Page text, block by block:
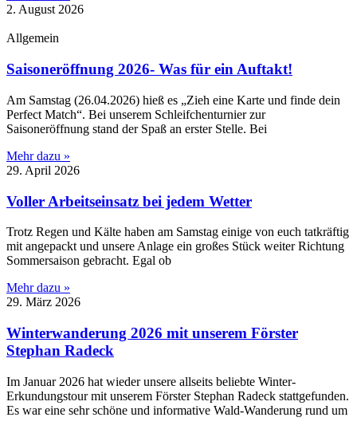
2. August 2026
Allgemein
Saisoneröffnung 2026- Was für ein Auftakt!
Am Samstag (26.04.2026) hieß es „Zieh eine Karte und finde dein
Perfect Match“. Bei unserem Schleifchenturnier zur
Saisoneröffnung stand der Spaß an erster Stelle. Bei
Mehr dazu »
29. April 2026
Voller Arbeitseinsatz bei jedem Wetter
Trotz Regen und Kälte haben am Samstag einige von euch tatkräftig
mit angepackt und unsere Anlage ein großes Stück weiter Richtung
Sommersaison gebracht. Egal ob
Mehr dazu »
29. März 2026
Winterwanderung 2026 mit unserem Förster
Stephan Radeck
Im Januar 2026 hat wieder unsere allseits beliebte Winter-
Erkundungstour mit unserem Förster Stephan Radeck stattgefunden.
Es war eine sehr schöne und informative Wald-Wanderung rund um